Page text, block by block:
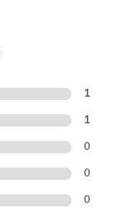
1
1
0
0
0